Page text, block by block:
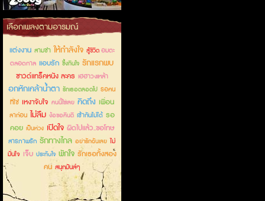
คาเฟ่เด็กลำลูกกา
เลือกเพลงตามอารมณ์
แต่งงาน สามช่า ให้กำลังใจ สู้ชีวิตอมตะ
ตลอดกาล แอบรัก ซึ้งกินใจ รักแรกพบ
ซาวด์แทร็คหนัง ละคร เฮฮาวงเหล้า
อกหักเคล้าน้ำตา รักเธอตลอดไป รอคน
ที่ใช่ เหงาจับใจ คนนี้ใช่เลย คิดถึง เพื่อน
ลาก่อน ไม่ลืม ง้อขอคืนดี เข้ากันไม่ได้ รอ
คอย เป็นห่วง เปิดใจ ผิดไปแล้ว..ขอโทษ
สารภาพรัก รักทางไกล อย่ารักฉันเลย ไม่
มั่นใจ เจ็บ ประทับใจ พักใจ รักเธอทั้งสอง
คน สนุกมันส์ๆ